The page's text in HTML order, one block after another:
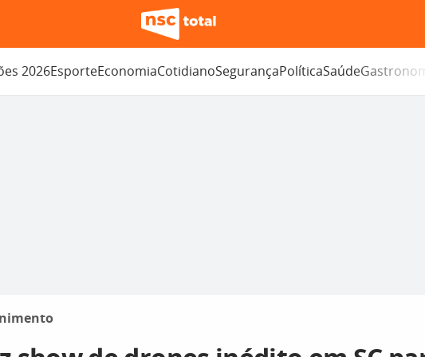
2026EsporteEconomiaCotidianoSegurançaPolíticaSaúde